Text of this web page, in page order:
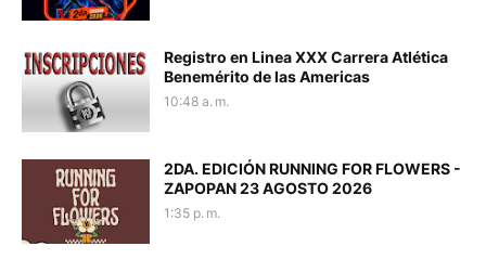
Registro en Linea XXX Carrera Atlética
Benemérito de las Americas
10:48 a. m.
2DA. EDICIÓN RUNNING FOR FLOWERS -
ZAPOPAN 23 AGOSTO 2026
1:35 p. m.